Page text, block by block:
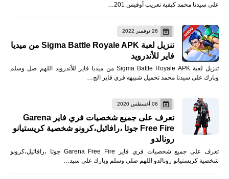
على سيدنا محمد كيفية تعريب أوفيس 201…
26 نوفمبر 2022
تنزيل لعبة Sigma Battle Royale APK من ميديا
فاير للأندرويد
تنزيل لعبة Sigma Battle Royale APK من ميديا فاير للأندرويد اللهم صل وسلم
وبارك على سيدنا محمد تحميل شبيهه فري فاير الج…
06 أغسطس 2020
تعرف على جميع شخصيات فري فاير Garena
Free Fire جوتا ،رافائيل،كرونو شخصية كريستيانو
رونالدو
تعرف على جميع شخصيات فري فاير Garena Free Fire جوتا ،رافائيل،كرونو
شخصية كريستيانو رونالدو اللهم صلى وسلم وبارك على سيد…